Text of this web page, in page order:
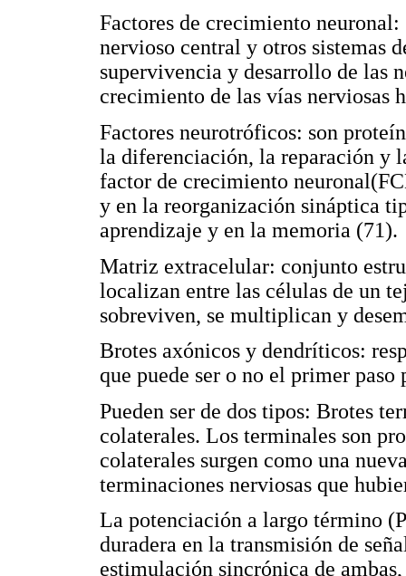
Factores de crecimiento neuronal:
nervioso central y otros sistemas
supervivencia y desarrollo de las
crecimiento de las vías nerviosas
Factores neurotróficos: son
la diferenciación, la reparación y
factor de crecimiento
y en la reorganización sináptica
aprendizaje y en la memoria (71).
Matriz extracelular: conjunto
localizan entre las células de un
sobreviven, se multiplican y
Brotes axónicos y dendríticos:
que puede ser o no el primer
Pueden ser de dos tipos: Brotes
colaterales. Los terminales son
colaterales surgen como una
terminaciones nerviosas que
La potenciación a largo término
duradera en la transmisión de
estimulación sincrónica de